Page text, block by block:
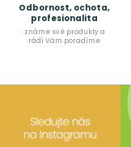
Odbornost, ochota,
profesionalita
známe své produkty a
rádi Vám poradíme